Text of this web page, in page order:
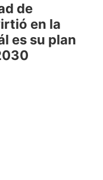
de
en la
es su plan